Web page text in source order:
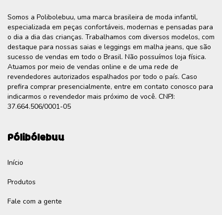
Somos a Polibolebuu, uma marca brasileira de moda infantil,
especializada em peças confortáveis, modernas e pensadas para
o dia a dia das crianças. Trabalhamos com diversos modelos, com
destaque para nossas saias e leggings em malha jeans, que são
sucesso de vendas em todo o Brasil. Não possuímos loja física.
Atuamos por meio de vendas online e de uma rede de
revendedores autorizados espalhados por todo o país. Caso
prefira comprar presencialmente, entre em contato conosco para
indicarmos o revendedor mais próximo de você. CNPJ:
37.664.506/0001-05
Pólibólebuu
Início
Produtos
Fale com a gente